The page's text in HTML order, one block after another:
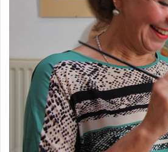
Le Musée Privé Monique Hoilly-Andurand